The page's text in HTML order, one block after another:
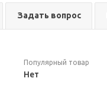
Задать вопрос
Популярный товар
Нет